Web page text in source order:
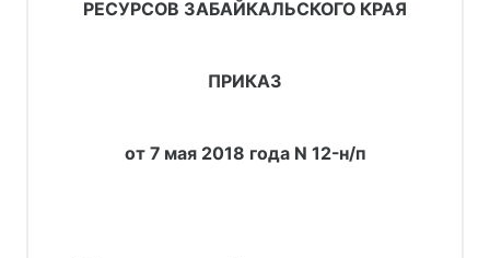
РЕСУРСОВ ЗАБАЙКАЛЬСКОГО КРАЯ
ПРИКАЗ
от 7 мая 2018 года N 12-н/п